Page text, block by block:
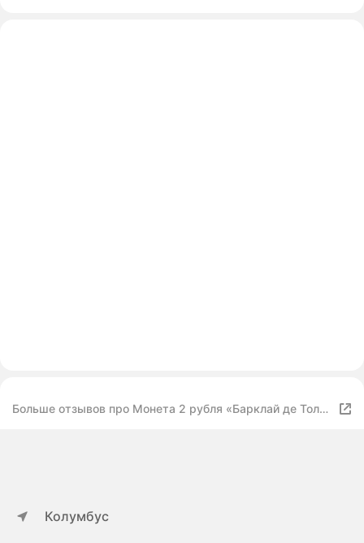
Больше отзывов про Монета 2 рубля «Барклай де Толли
Колумбус